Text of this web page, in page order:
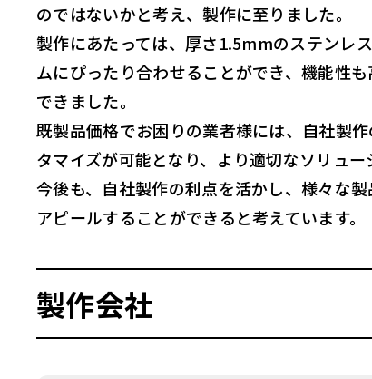
のではないかと考え、製作に至りました。
製作にあたっては、厚さ1.5mmのステンレ
ムにぴったり合わせることができ、機能性
できました。
既製品価格でお困りの業者様には、自社製
タマイズが可能となり、より適切なソリュー
今後も、自社製作の利点を活かし、様々な
アピールすることができると考えています。
製作会社